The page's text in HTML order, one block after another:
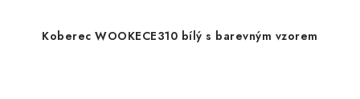
Koberec WOOKECE310 bílý s barevným vzorem